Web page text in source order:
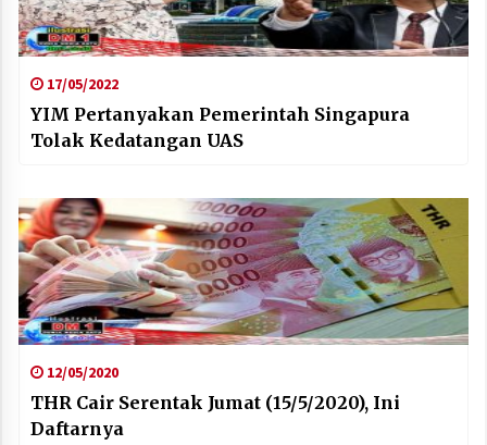
17/05/2022
YIM Pertanyakan Pemerintah Singapura
Tolak Kedatangan UAS
12/05/2020
THR Cair Serentak Jumat (15/5/2020), Ini
Daftarnya